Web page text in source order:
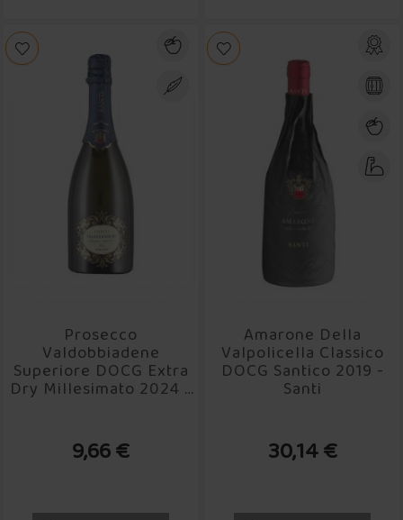
Prosecco
Valdobbiadene
Superiore DOCG Extra
Dry Millesimato 2024 -
9,66 €
Amarone Della
Valpolicella Classico
DOCG Santico 2019 -
Santi
30,14 €